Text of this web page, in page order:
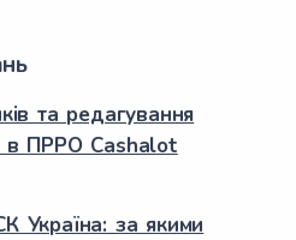
та редагування
в ПРРО Cashalot
Україна: за якими